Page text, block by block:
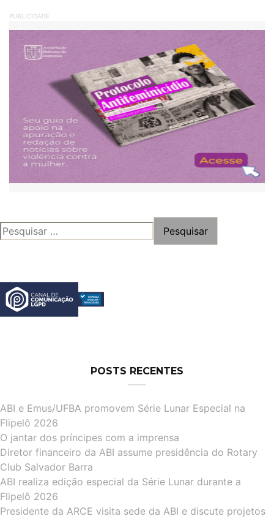
PUBLICIDADE
PESQUISAR
POR:
POSTS RECENTES
ABI e Emus/UFBA promovem Série Lunar Especial na
Flipelô 2026
O jantar dos príncipes com a imprensa
Diretor financeiro da ABI assume presidência do Rotary
Club Salvador Barra
ABI realiza edição especial da Série Lunar durante a
Flipelô 2026
Presidente da ARCE visita sede da ABI e discute projetos